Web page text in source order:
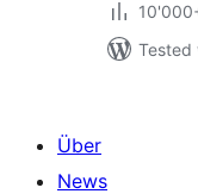
Tested
Über
News